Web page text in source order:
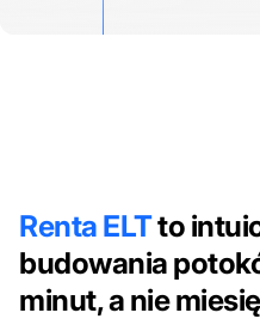
Renta ELTto
budowania
minut, a nie